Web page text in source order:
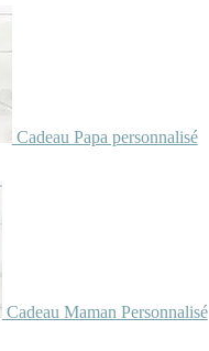
Cadeau Papa personnalisé
Cadeau Maman Personnalisé